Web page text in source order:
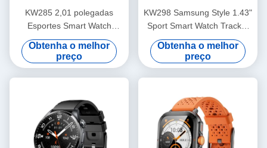
KW285 2,01 polegadas
Esportes Smart Watch
AMOLED Display Fitness
Tracker SmartWatch Para
Exercício Leve
Obtenha o melhor
preço
KW298 Samsung Style 1.43"
Sport Smart Watch Tracker
de exercícios Material de
liga de zinco
Obtenha o melhor
preço